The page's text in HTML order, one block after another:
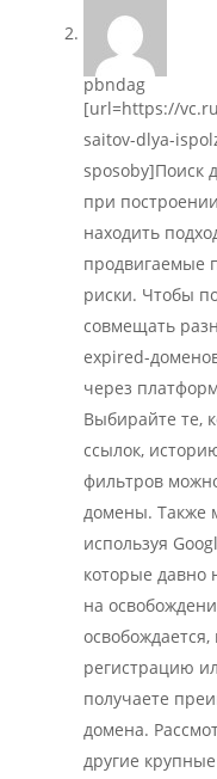
pbndag
[url=https://
saitov-dlya-
sposoby]Поиск
при
находить
продвигаемые
риски. Чтобы
совмещать
expired-
через
Выбирайте те,
ссылок,
фильтров
домены. Также
используя
которые давно
на
регистрацию
получаете
домена.
другие